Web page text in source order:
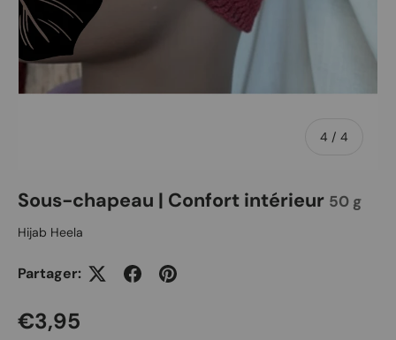
4 / de
4
Sous-chapeau | Confort intérieur 50 g
Hijab Heela
Partager:
Prix habituel
€3,95